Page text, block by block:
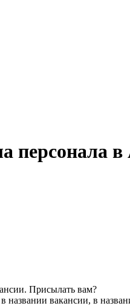
персонала
Присылать вам?
названии вакансии, в